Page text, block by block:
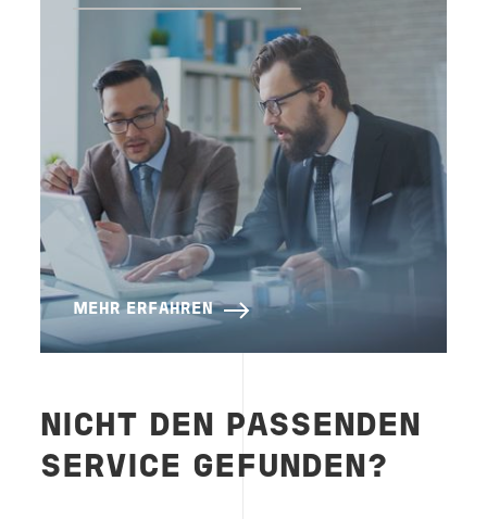
MEHR ERFAHREN
NICHT DEN PASSENDEN
SERVICE GEFUNDEN?